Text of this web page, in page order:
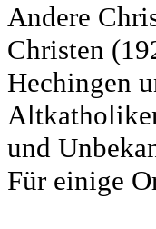
Andere
Christen
Hechingen
und
Für einige